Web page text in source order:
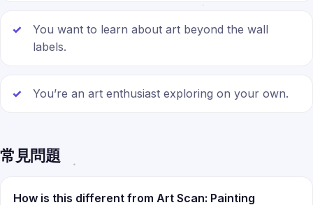
You want to learn about art beyond the wall
labels.
You’re an art enthusiast exploring on your own.
常見問題
How is this different from Art Scan: Painting